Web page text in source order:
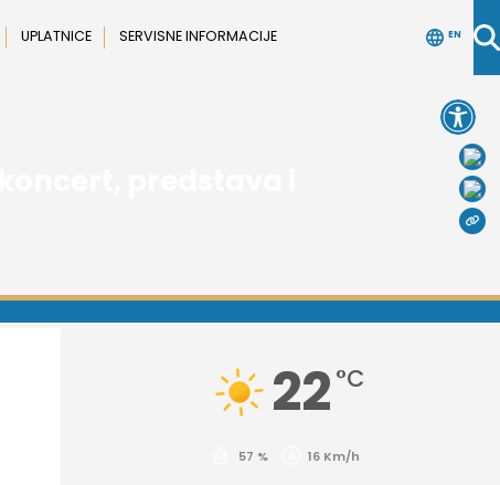
UPLATNICE SERVISNE INFORMACIJE EN
22 °C
57 % 16 Km/h